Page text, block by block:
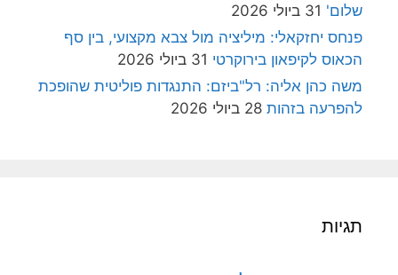
שלום' 31 ביולי 2026
פנחס יחזקאלי: מיליציה מול צבא מקצועי, בין סף
הכאוס לקיפאון בירוקרטי 31 ביולי 2026
משה כהן אליה: רל"ביזם: התנגדות פוליטית שהופכת
להפרעה בזהות 28 ביולי 2026
תגיות